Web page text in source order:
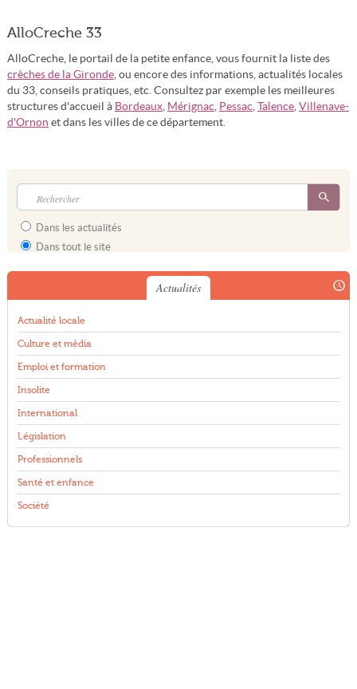
AlloCreche 33
AlloCreche, le portail de la petite enfance, vous fournit la liste des
crèches de la Gironde, ou encore des informations, actualités locales
du 33, conseils pratiques, etc. Consultez par exemple les meilleures
structures d'accueil à Bordeaux, Mérignac, Pessac, Talence, Villenave-
d'Ornon et dans les villes de ce département.
Dans les actualités
Dans tout le site
Actualités
Actualité locale
Culture et média
Emploi et formation
Insolite
International
Législation
Professionnels
Santé et enfance
Société